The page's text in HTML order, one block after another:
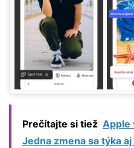
Prečítajte si tiež Apple
Jedna zmena sa týka